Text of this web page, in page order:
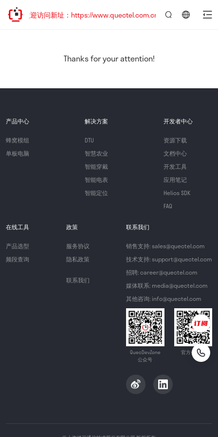
移，欢迎访问新址：https://www.quectel.com.cn
Thanks for your attention!
产品中心
蜂窝模组
单板电脑
解决方案
DTU
智慧农业
智能穿戴
智能电表
智能定位
开发者中心
资源下载
文档中心
开发工具
应用笔记
Helios SDK
FAQ
在线工具
产品选型
频段查询
政策
服务协议
隐私政策
联系我们
联系我们
销售支持: sales@quectel.com
技术支持: support@quectel.com
招聘: career@quectel.com
媒体联系: media@quectel.com
其他咨询: info@quectel.com
QuecDevZone
公众号
官方公众号